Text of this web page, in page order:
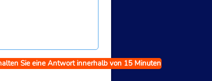
Sie eine Antwort innerhalb von 15 Minuten